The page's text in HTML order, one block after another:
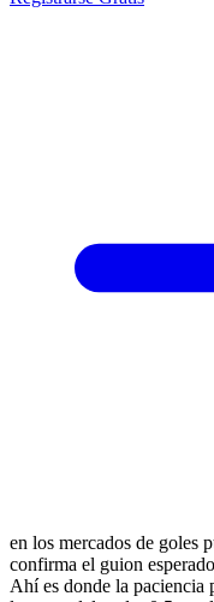
en los mercados de goles
confirma el guion
Ahí es donde la paciencia